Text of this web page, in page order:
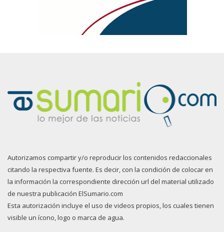
Autorizamos compartir y/o reproducir los contenidos redaccionales
citando la respectiva fuente. Es decir, con la condición de colocar en
la información la correspondiente dirección url del material utilizado
de nuestra publicación ElSumario.com
Esta autorización incluye el uso de videos propios, los cuales tienen
visible un ícono, logo o marca de agua.